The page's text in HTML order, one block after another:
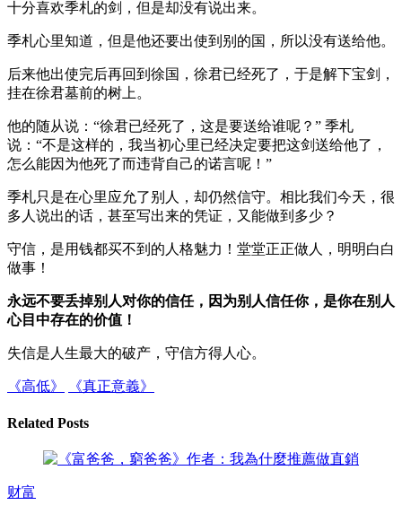
十分喜欢季札的剑，但是却没有说出来。
季札心里知道，但是他还要出使到别的国，所以没有送给他。
后来他出使完后再回到徐国，徐君已经死了，于是解下宝剑，
挂在徐君墓前的树上。
他的随从说：“徐君已经死了，这是要送给谁呢？” 季札
说：“不是这样的，我当初心里已经决定要把这剑送给他了，
怎么能因为他死了而违背自己的诺言呢！”
季札只是在心里应允了别人，却仍然信守。相比我们今天，很
多人说出的话，甚至写出来的凭证，又能做到多少？
守信，是用钱都买不到的人格魅力！堂堂正正做人，明明白白
做事！
永远不要丢掉别人对你的信任，因为别人信任你，是你在别人
心目中存在的价值！
失信是人生最大的破产，守信方得人心。
《高低》 《真正意義》
Related Posts
财富